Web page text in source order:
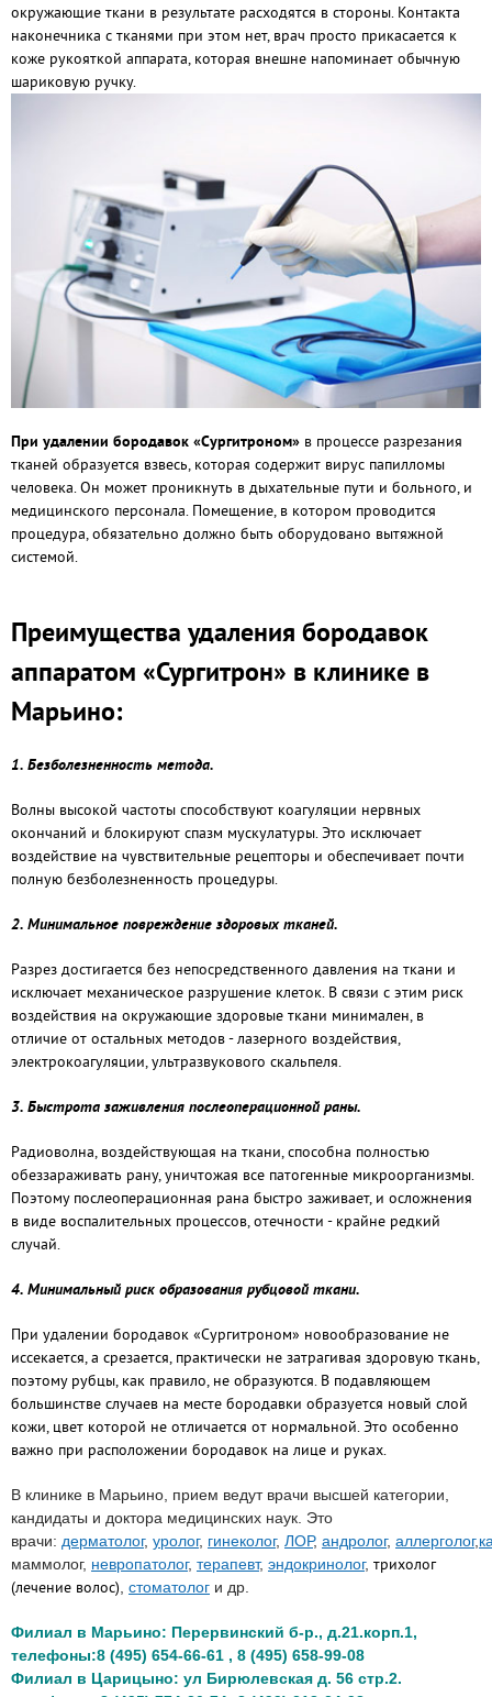
окружающие ткани в результате расходятся в стороны. Контакта
наконечника с тканями при этом нет, врач просто прикасается к
коже рукояткой аппарата, которая внешне напоминает обычную
шариковую ручку.
При удалении бородавок «Сургитроном» в процессе разрезания
тканей образуется взвесь, которая содержит вирус папилломы
человека. Он может проникнуть в дыхательные пути и больного, и
медицинского персонала. Помещение, в котором проводится
процедура, обязательно должно быть оборудовано вытяжной
системой.
Преимущества удаления бородавок
аппаратом «Сургитрон» в клинике в
Марьино:
1. Безболезненность метода.
Волны высокой частоты способствуют коагуляции нервных
окончаний и блокируют спазм мускулатуры. Это исключает
воздействие на чувствительные рецепторы и обеспечивает почти
полную безболезненность процедуры.
2. Минимальное повреждение здоровых тканей.
Разрез достигается без непосредственного давления на ткани и
исключает механическое разрушение клеток. В связи с этим риск
воздействия на окружающие здоровые ткани минимален, в
отличие от остальных методов - лазерного воздействия,
электрокоагуляции, ультразвукового скальпеля.
3. Быстрота заживления послеоперационной раны.
Радиоволна, воздействующая на ткани, способна полностью
обеззараживать рану, уничтожая все патогенные микроорганизмы.
Поэтому послеоперационная рана быстро заживает, и осложнения
в виде воспалительных процессов, отечности - крайне редкий
случай.
4. Минимальный риск образования рубцовой ткани.
При удалении бородавок «Сургитроном» новообразование не
иссекается, а срезается, практически не затрагивая здоровую ткань,
поэтому рубцы, как правило, не образуются. В подавляющем
большинстве случаев на месте бородавки образуется новый слой
кожи, цвет которой не отличается от нормальной. Это особенно
важно при расположении бородавок на лице и руках.
В клинике в Марьино, прием ведут врачи высшей категории,
кандидаты и доктора медицинских наук. Это
врачи: дерматолог, уролог, гинеколог, ЛОР, андролог, аллерголог,
маммолог, невропатолог, терапевт, эндокринолог, трихолог
(лечение волос) стоматолог и др.
Филиал в Марьино: Перервинский б-р., д.21.корп.1,
телефоны:8 (495) 654-66-61 , 8 (495) 658-99-08
Филиал в Царицыно: ул Бирюлевская д. 56 стр.2.